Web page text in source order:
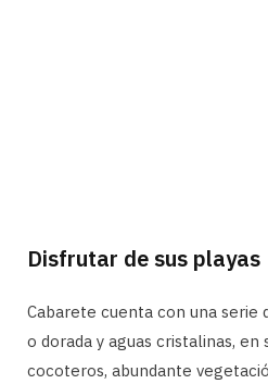
Disfrutar de sus playas
Cabarete cuenta con una serie
o dorada y aguas cristalinas, en
cocoteros, abundante